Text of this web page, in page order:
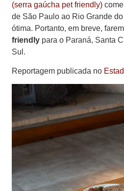
(serra gaúcha pet friendly)
de São Paulo ao Rio Grande
ótima. Portanto, em breve,
friendly para o Paraná, Santa
Sul.
Reportagem publicada no